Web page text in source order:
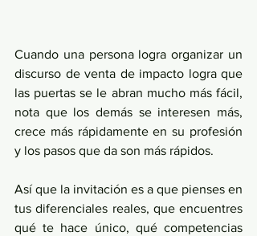
Cuando una persona logra organizar un
discurso de venta de impacto logra que
las puertas se le abran mucho más fácil,
nota que los demás se interesen más,
crece más rápidamente en su profesión
y los pasos que da son más rápidos.
Así que la invitación es a que pienses en
tus diferenciales reales, que encuentres
qué te hace único, qué competencias